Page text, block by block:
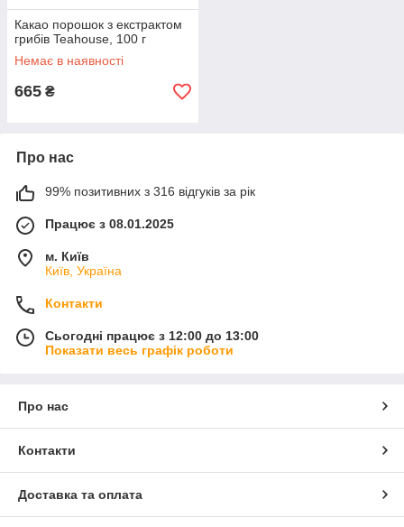
Какао порошок з екстрактом
грибів Teahouse, 100 г
Немає в наявності
665 ₴
Про нас
99% позитивних з 316 відгуків за рік
Працює з 08.01.2025
м. Київ
Київ, Україна
Контакти
Сьогодні працює з 12:00 до 13:00
Показати весь графік роботи
Про нас
Контакти
Доставка та оплата